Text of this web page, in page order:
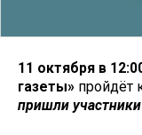
11 октября в
газеты» пройдёт
пришли